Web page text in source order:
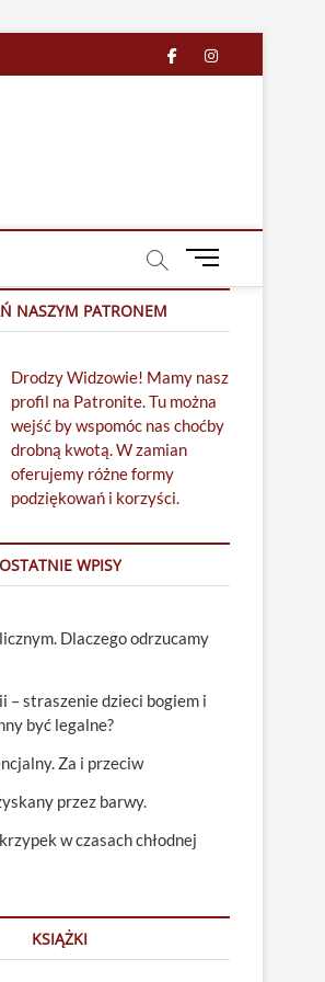
facebook
in
M
u
u
t
t
NASZYM PATRONEM
Drodzy Widzowie! Mamy nasz
profil na Patronite. Tu można
wejść by wspomóc nas choćby
drobną kwotą. W zamian
oferujemy różne formy
podziękowań i korzyści.
OSTATNIE WPISY
Dlaczego odrzucamy
– straszenie dzieci bogiem i
być legalne?
Za i przeciw
przez barwy.
w czasach chłodnej
KSIĄŻKI